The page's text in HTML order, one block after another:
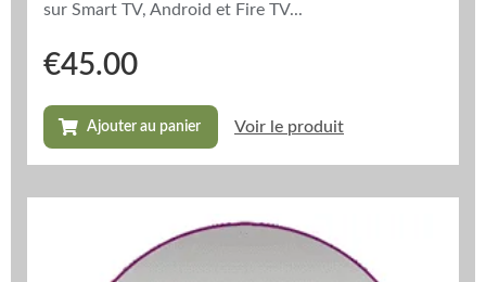
sur Smart TV, Android et Fire TV...
€45.00
Ajouter au panier Voir le produit